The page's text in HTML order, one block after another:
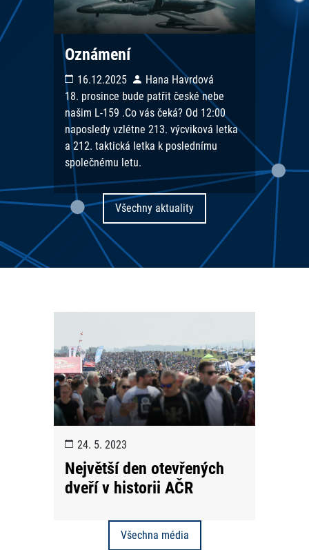
Oznámení
16.12.2025
Hana Havrdová
18. prosince bude patřit české nebe
našim L-159 .Co vás čeká? Od 12:00
naposledy vzlétne 213. výcviková letka
a 212. taktická letka k poslednímu
společnému letu.
Všechny aktuality
24. 5. 2023
Největší den otevřených
dveří v historii AČR
Všechna média